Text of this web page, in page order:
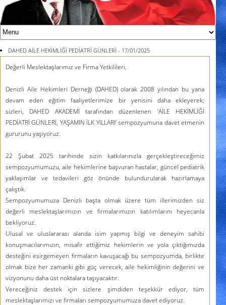
DAHED AİLE HEKİMLİĞİ PEDİATRİ GÜNLERİ - 17/01/2025
Değerli Meslektaşlarımız ve Firma Yetkilileri,
Denizli Aile Hekimleri Derneği (DAHED) olarak 2008 yılından bu yana
devam eden eğitim faaliyetlerimize bir yenisini daha ekleyerek;
sizleri, DAHED AKADEMİ tarafından düzenlenen ‘AİLE HEKİMLİĞİ
PEDİATRİ GÜNLERİ, YAŞAMIN İLK YILLARI’sempozyumuna davet etmenin
gururunu yaşıyoruz.
22 Şubat 2025 tarihinde sizin katkılarınızla gerçekleştireceğimiz
sempozyumumuzu, aile hekimlerine başvuran hastalar, güncel pediatrik
yaklaşımlar ve tedavileri göz önünde bulundurularak hazırlamaya
çalıştık.
Sempozyumumuza Denizli başta olmak üzere tüm illerimizden siz
değerli meslektaşlarımızın ve firmalarımızın katılımlarını heyecanla
bekliyoruz.
Ulusal ve uluslararası alanda isim yapmış bilgi ve deneyim sahibi
konuşmacılarımızın, misafir ettiğimiz hekimlerin ve yola çıktığımızda
desteğini esirgemeyen firmaların kavuşacağı bu sempozyumda, birlikte
olmak bize her zamanki gibi güç verecek, aile hekimliğinin değerini ve
vizyonunu daha üst noktalara taşıyacaktır.
Vereceğiniz destek için sizlere şimdiden teşekkür ediyor, tüm
meslektaşlarımızı ve firmaları sempozyumumuza davet ediyoruz.